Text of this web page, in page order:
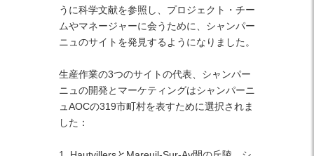
うに科学文献を参照し、プロジェクト・チー
ムやマネージャーに会うために、シャンパー
ニュのサイトを発見するようになりました。
生産作業の3つのサイトの代表、シャンパー
ニュの開発とマーケティングはシャンパーニ
ュAOCの319市町村を表すために選択されま
した：